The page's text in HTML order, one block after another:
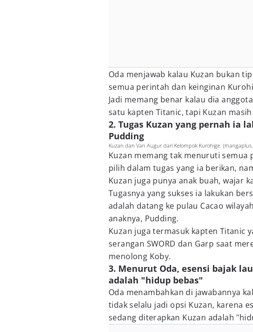
Oda menjawab kalau Kuzan bukan
semua perintah dan keinginan
Jadi memang benar kalau dia
satu kapten Titanic, tapi Kuzan
2. Tugas Kuzan yang pernah ia
Pudding
Kuzan dan Van Augur dari Kelompok Kurohige.
Kuzan memang tak menuruti
pilih dalam tugas yang ia berikan,
Kuzan juga punya anak buah, wajar
Tugasnya yang sukses ia lakukan
adalah datang ke pulau Cacao
anaknya, Pudding.
Kuzan juga termasuk kapten Titanic
serangan SWORD dan Garp saat
menolong Koby.
3. Menurut Oda, esensi bajak
adalah "hidup bebas"
Oda menambahkan di jawabannya
tidak selalu jadi opsi Kuzan, karena
sedang diterapkan Kuzan adalah